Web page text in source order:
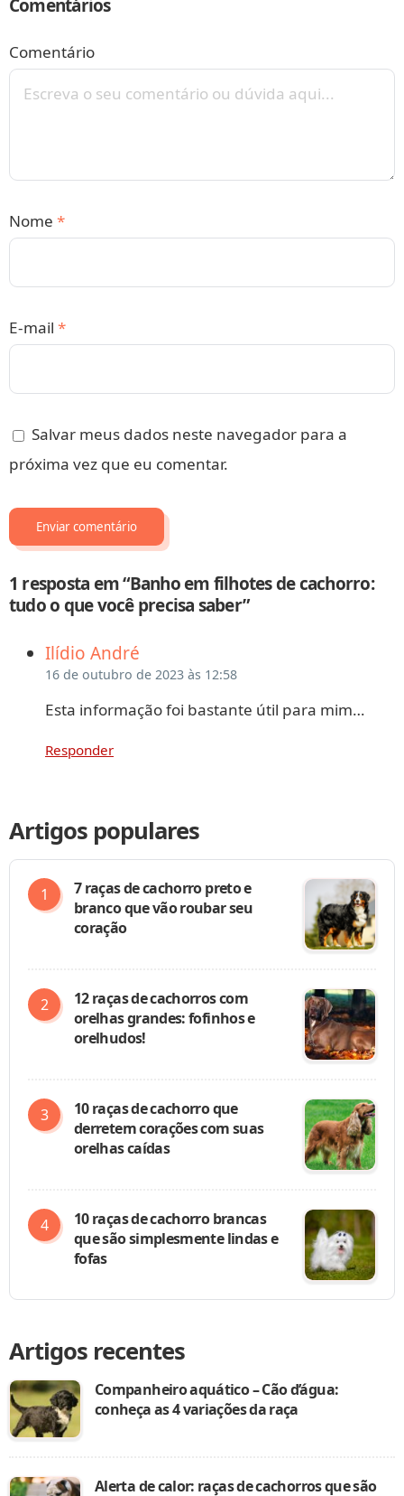
Comentários
Comentário
Nome *
E-mail *
Salvar meus dados neste navegador para a
próxima vez que eu comentar.
1 resposta em “Banho em filhotes de cachorro:
tudo o que você precisa saber”
Ilídio André
16 de outubro de 2023 às 12:58
Esta informação foi bastante útil para mim…
Responder
Artigos populares
7 raças de cachorro preto e
branco que vão roubar seu
coração
12 raças de cachorros com
orelhas grandes: fofinhos e
orelhudos!
10 raças de cachorro que
derretem corações com suas
orelhas caídas
10 raças de cachorro brancas
que são simplesmente lindas e
fofas
Artigos recentes
Companheiro aquático – Cão d’água:
conheça as 4 variações da raça
Alerta de calor: raças de cachorros que são